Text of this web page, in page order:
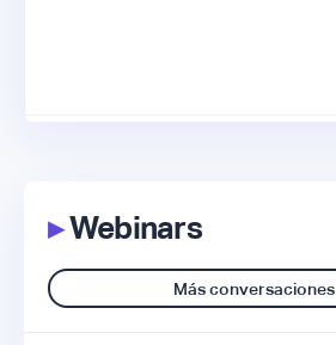
▸Webinars
Más conversaciones